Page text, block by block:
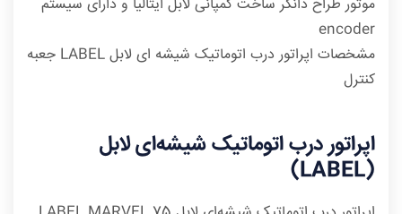
موتور طراح دانکر ساخت کمپانی لابل ایتالیا و دارای سیستم
encoder
مشخصات اپراتور درب اتوماتیک شیشه ای لابل LABEL جعبه
کنترل
اپراتور درب اتوماتیک شیشه‌ای لابل
(LABEL)